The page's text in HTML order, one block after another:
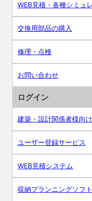
WEB見積・各種シミュ
交換用部品の購入
修理・点検
お問い合わせ
ログイン
建築・設計関係者様向
ユーザー登録サービス
WEB見積システム
収納プランニングソフト